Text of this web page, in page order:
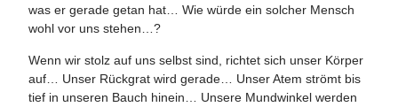
was er gerade getan hat… Wie würde ein solcher Mensch
wohl vor uns stehen…?
Wenn wir stolz auf uns selbst sind, richtet sich unser Körper
auf… Unser Rückgrat wird gerade… Unser Atem strömt bis
tief in unseren Bauch hinein… Unsere Mundwinkel werden